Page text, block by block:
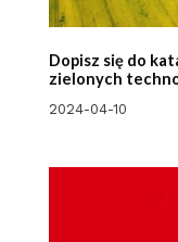
Dopisz się do
zielonych
2024-04-10